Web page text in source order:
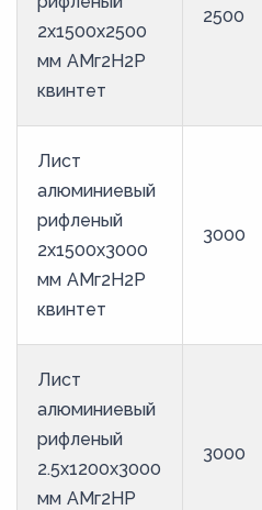
2х1500х2500
мм АМг2Н2Р
квинтет
2500
Лист
алюминиевый
рифленый
2х1500х3000
мм АМг2Н2Р
квинтет
3000
Лист
алюминиевый
рифленый
2.5х1200х3000
мм АМг2НР
3000